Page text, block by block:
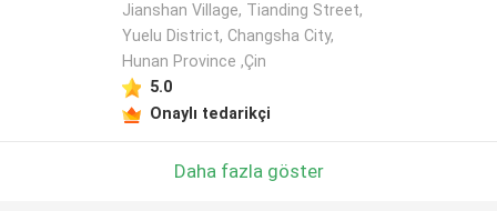
Jianshan Village, Tianding Street,
Yuelu District, Changsha City,
Hunan Province ,Çin
5.0
Onaylı tedarikçi
Daha fazla göster